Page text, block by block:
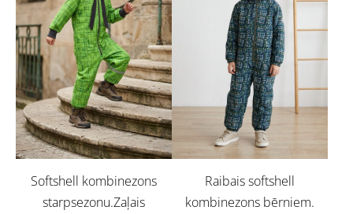
Softshell kombinezons
starpsezonu.Zaļais
Raibais softshell
kombinezons bērniem.